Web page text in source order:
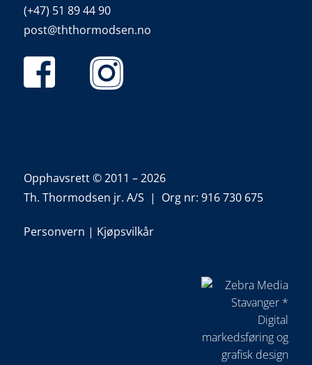
(+47) 51 89 44 90
post@ththormodsen.no
Opphavsrett © 2011 – 2026
Th. Thormodsen jr. A/S | Org nr: 916 730 675
Personvern | Kjøpsvilkår